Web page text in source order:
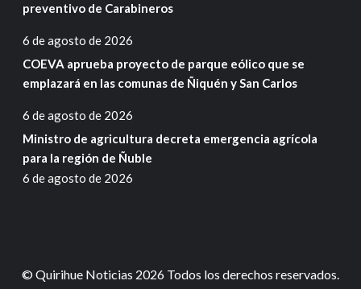
preventivo de Carabineros
6 de agosto de 2026
COEVA aprueba proyecto de parque eólico que se
emplazará en las comunas de Ñiquén y San Carlos
6 de agosto de 2026
Ministro de agricultura decreta emergencia agrícola
para la región de Ñuble
6 de agosto de 2026